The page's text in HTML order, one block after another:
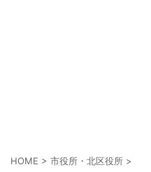
HOME > 市役所・北区役所 >